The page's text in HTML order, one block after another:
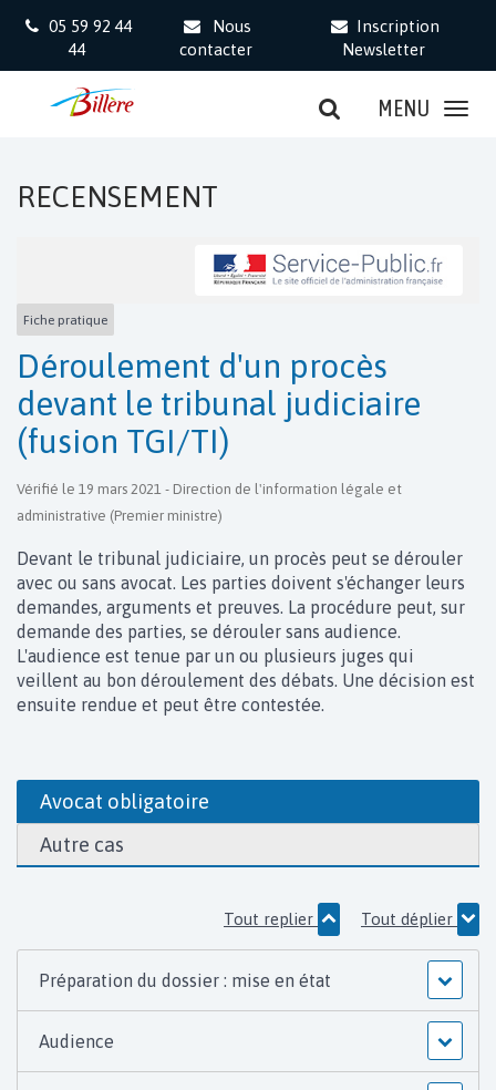
05 59 92 44
44
Nous
contacter
Inscription
Newsletter
MENU
RECENSEMENT
Fiche pratique
Déroulement d'un procès
devant le tribunal judiciaire
(fusion TGI/TI)
Vérifié le 19 mars 2021 - Direction de l'information légale et
administrative (Premier ministre)
Devant le tribunal judiciaire, un procès peut se dérouler
avec ou sans avocat. Les parties doivent s'échanger leurs
demandes, arguments et preuves. La procédure peut, sur
demande des parties, se dérouler sans audience.
L'audience est tenue par un ou plusieurs juges qui
veillent au bon déroulement des débats. Une décision est
ensuite rendue et peut être contestée.
Avocat obligatoire
Autre cas
Tout replier Tout déplier
Préparation du dossier : mise en état
Audience